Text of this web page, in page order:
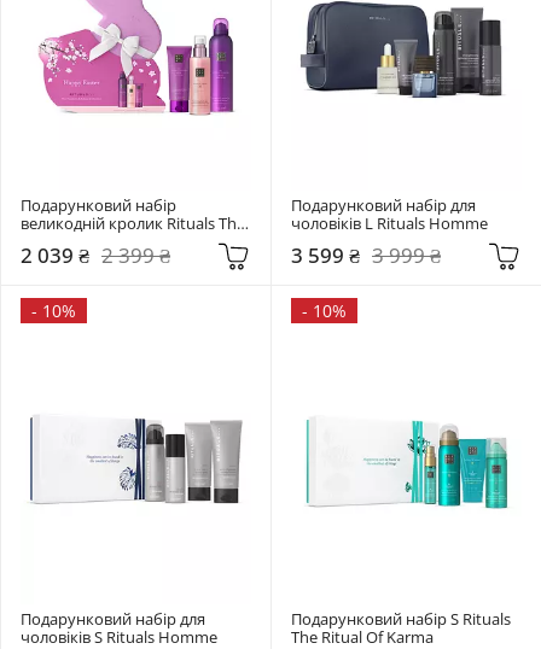
Подарунковий набір
великодній кролик Rituals The
2 039 ₴ 2 399 ₴
Подарунковий набір для
чоловіків L Rituals Homme
3 599 ₴ 3 999 ₴
- 10%
Подарунковий набір для
чоловіків S Rituals Homme
- 10%
Подарунковий набір S Rituals
The Ritual Of Karma